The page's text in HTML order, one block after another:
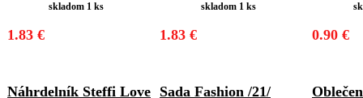
skladom 1 ks
1.83 €
skladom 1 ks
1.83 € 0.90 €
Náhrdelník Steffi Love Sada Fashion /21/